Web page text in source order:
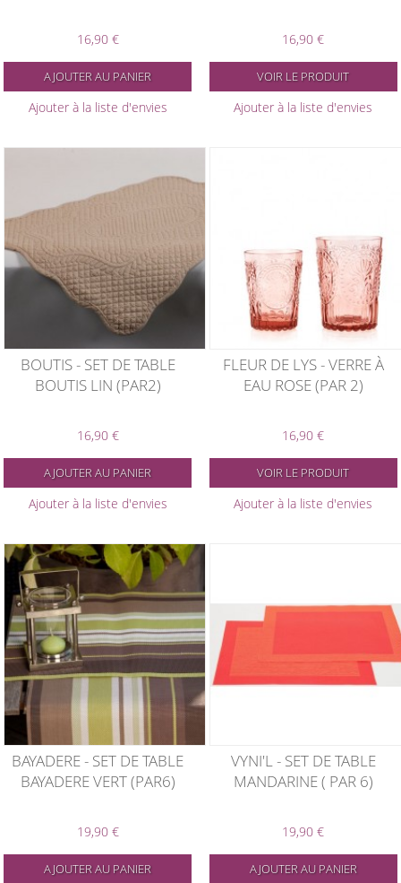
16,90 €
AJOUTER AU PANIER
Ajouter à la liste d'envies
16,90 €
VOIR LE PRODUIT
Ajouter à la liste d'envies
BOUTIS - SET DE TABLE
BOUTIS LIN (PAR2)
16,90 €
AJOUTER AU PANIER
Ajouter à la liste d'envies
FLEUR DE LYS - VERRE À
EAU ROSE (PAR 2)
16,90 €
VOIR LE PRODUIT
Ajouter à la liste d'envies
BAYADERE - SET DE TABLE
BAYADERE VERT (PAR6)
19,90 €
AJOUTER AU PANIER
VYNI'L - SET DE TABLE
MANDARINE ( PAR 6)
19,90 €
AJOUTER AU PANIER